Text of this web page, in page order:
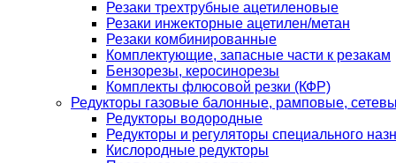
Резаки трехтрубные ацетиленовые
Резаки инжекторные ацетилен/метан
Резаки комбинированные
Комплектующие, запасные части к резакам
Бензорезы, керосинорезы
Комплекты флюсовой резки (КФР)
Редукторы газовые балонные, рамповые,
Редукторы водородные
Редукторы и регуляторы специального
Кислородные редукторы